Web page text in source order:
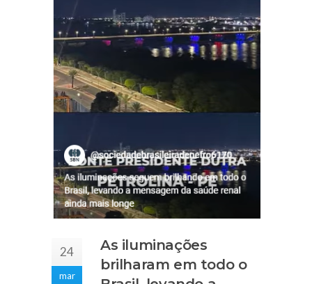
24
mar
As iluminações
brilharam em todo o